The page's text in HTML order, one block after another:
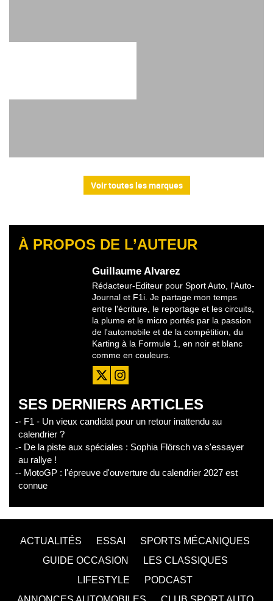
Voir toutes les marques
À PROPOS DE L’AUTEUR
Guillaume Alvarez
Rédacteur-Editeur pour Sport Auto, l'Auto-
Journal et F1i. Je partage mon temps
entre l'écriture, le reportage et les circuits,
la plume et le micro portés par la passion
de l'automobile et de la compétition, du
Karting à la Formule 1, en noir et blanc
comme en couleurs.
SES DERNIERS ARTICLES
- F1 - Un vieux candidat pour un retour inattendu au
calendrier ?
- De la piste aux spéciales : Sophia Flörsch va s'essayer
au rallye !
- MotoGP : l'épreuve d'ouverture du calendrier 2027 est
connue
ACTUALITÉS ESSAI
SPORTS MÉCANIQUES
GUIDE OCCASION
LES CLASSIQUES
LIFESTYLE
PODCAST